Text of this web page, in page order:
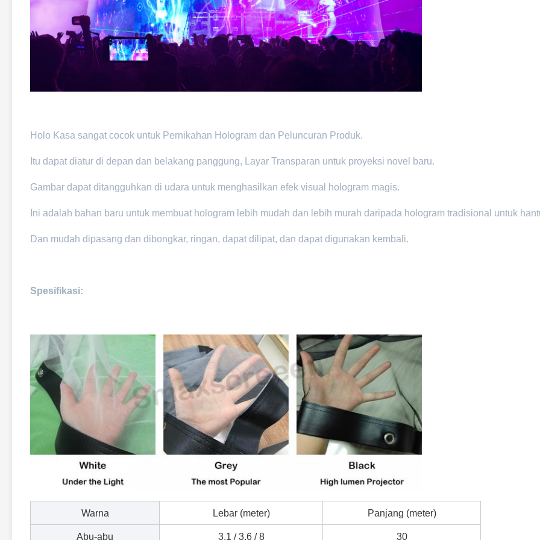
Holo Kasa sangat cocok untuk Pernikahan Hologram dan Peluncuran Produk.
Itu dapat diatur di depan dan belakang panggung, Layar Transparan untuk proyeksi novel baru.
Gambar dapat ditangguhkan di udara untuk menghasilkan efek visual hologram magis.
Ini adalah bahan baru untuk membuat hologram lebih mudah dan lebih murah daripada hologram tradisional untuk
Dan mudah dipasang dan dibongkar, ringan, dapat dilipat, dan dapat digunakan kembali.
Spesifikasi:
Warna Lebar (meter) Panjang (meter)
Abu-abu 3.1 / 3.6 / 8 30